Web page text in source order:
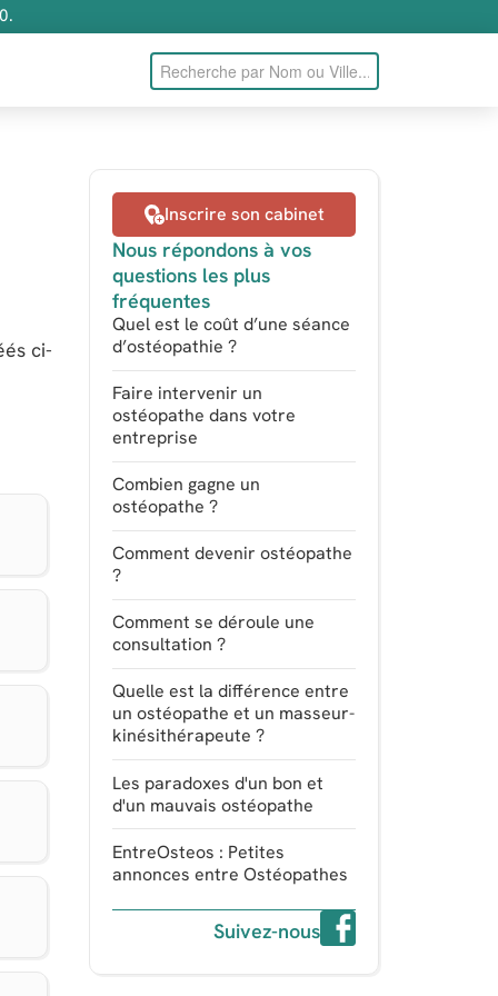
ci-
Inscrire son cabinet
Nous répondons à vos
questions les plus
fréquentes
Quel est le coût d’une séance
d’ostéopathie ?
Faire intervenir un
ostéopathe dans votre
entreprise
Combien gagne un
ostéopathe ?
Comment devenir ostéopathe
?
Comment se déroule une
consultation ?
Quelle est la différence entre
un ostéopathe et un masseur-
kinésithérapeute ?
Les paradoxes d'un bon et
d'un mauvais ostéopathe
EntreOsteos : Petites
annonces entre Ostéopathes
Suivez-nous